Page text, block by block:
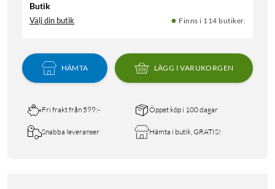
Butik
Välj din butik Finns i 114 butiker.
HÄMTA LÄGG I VARUKORGEN
Fri frakt från 599:- Öppet köp i 100 dagar
Snabba leveranser Hämta i butik, GRATIS!